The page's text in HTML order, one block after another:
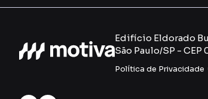
Edifício Eldorado
São Paulo/SP -
Política de Privacidade